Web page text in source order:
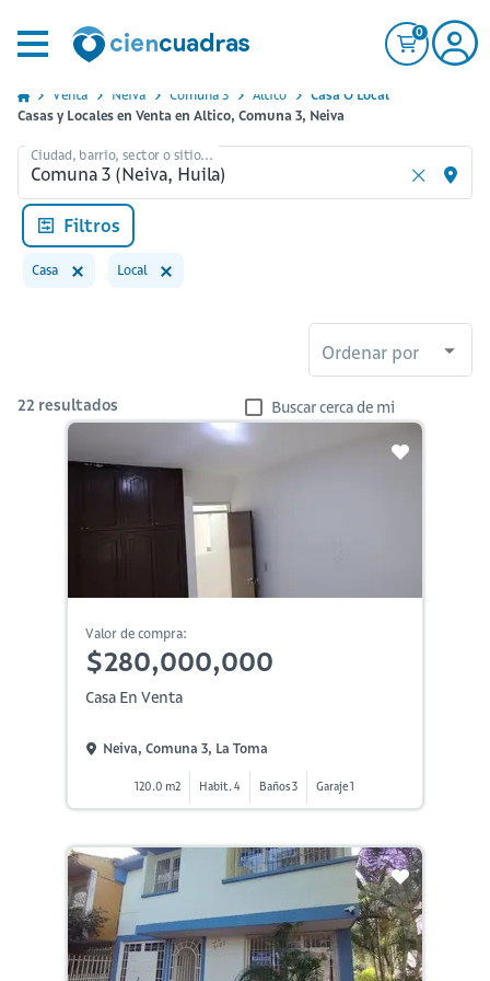
0
Venta Neiva Comuna 3 Altico
Casa O Local
Casas y Locales en Venta en Altico, Comuna 3, Neiva
Ciudad, barrio, sector o sitio...
Filtros
Casa Local
Ordenar por
22 resultados Buscar cerca de mi
Valor de compra:
$280,000,000
Casa En Venta
Neiva, Comuna 3, La Toma
120.0 m2 Habit. 4 Baños 3 Garaje 1